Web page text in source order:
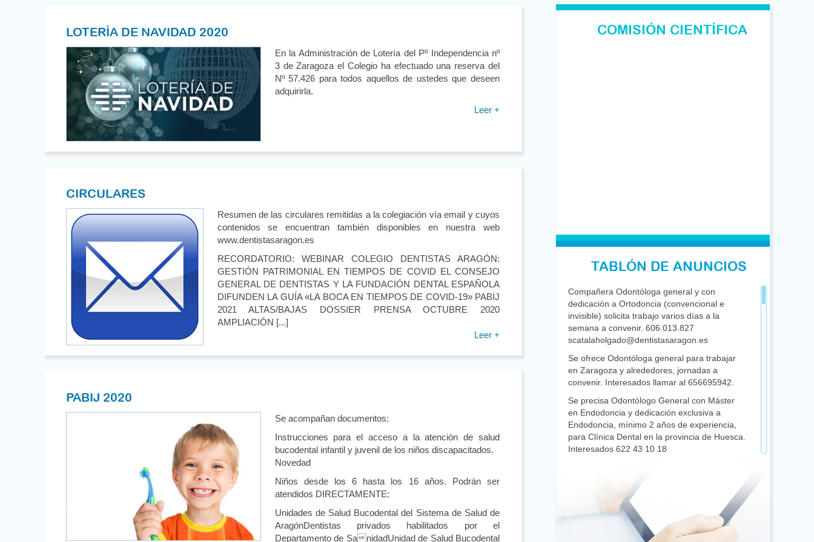
LOTERÍA DE NAVIDAD 2020
En la Administración de Lotería del Pº Independencia nº
3 de Zaragoza el Colegio ha efectuado una reserva del
Nº 57.426 para todos aquellos de ustedes que deseen
adquirirla.
Leer +
CIRCULARES
Resumen de las circulares remitidas a la colegiación vía email y cuyos
contenidos se encuentran también disponibles en nuestra web
www.dentistasaragon.es
RECORDATORIO: WEBINAR COLEGIO DENTISTAS ARAGÓN:
GESTIÓN PATRIMONIAL EN TIEMPOS DE COVID EL CONSEJO
GENERAL DE DENTISTAS Y LA FUNDACIÓN DENTAL ESPAÑOLA
DIFUNDEN LA GUÍA «LA BOCA EN TIEMPOS DE COVID-19» PABIJ
2021 ALTAS/BAJAS DOSSIER PRENSA OCTUBRE 2020
AMPLIACIÓN [...]
Leer +
PABIJ 2020
Se acompañan documentos:
Instrucciones para el acceso a la atención de salud
bucodental infantil y juvenil de los niños discapacitados.
Novedad
Niños desde los 6 hasta los 16 años. Podrán ser
atendidos DIRECTAMENTE:
Unidades de Salud Bucodental del Sistema de Salud de
AragónDentistas privados habilitados por el
Departamento de SanidadUnidad de Salud Bucodental
COMISIÓN CIENTÍFICA
TABLÓN DE ANUNCIOS
Compañera Odontóloga general y con
dedicación a Ortodoncia (convencional e
invisible) solicita trabajo varios días a la
semana a convenir. 606.013.827
scatalaholgado@dentistasaragon.es
Se ofrece Odontóloga general para trabajar
en Zaragoza y alrededores, jornadas a
convenir. Interesados llamar al 656695942.
Se precisa Odontólogo General con Máster
en Endodoncia y dedicación exclusiva a
Endodoncia, mínimo 2 años de experiencia,
para Clínica Dental en la provincia de Huesca.
Interesados 622 43 10 18
Máster en Ortodoncia y CERTIFICACIÓN en
Odontología Invisible, mínimo 2 años de
experiencia, para Clínica Dental en la
provincia de Huesca. Interesados 622 43 10